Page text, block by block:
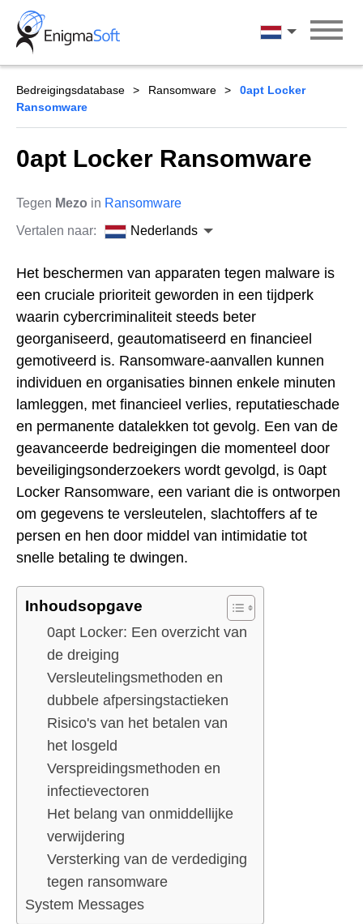
Skip
content
Nederlands
Bedreigingsdatabase Ransomware
0apt Locker
Ransomware
0apt Locker Ransomware
Tegen Mezo in Ransomware
Vertalen naar:
Nederlands
Het beschermen van apparaten tegen malware is
een cruciale prioriteit geworden in een tijdperk
waarin cybercriminaliteit steeds beter
georganiseerd, geautomatiseerd en financieel
gemotiveerd is. Ransomware-aanvallen kunnen
individuen en organisaties binnen enkele minuten
lamleggen, met financieel verlies, reputatieschade
en permanente datalekken tot gevolg. Een van de
geavanceerde bedreigingen die momenteel door
beveiligingsonderzoekers wordt gevolgd, is 0apt
Locker Ransomware, een variant die is ontworpen
om gegevens te versleutelen, slachtoffers af te
persen en hen door middel van intimidatie tot
snelle betaling te dwingen.
Inhoudsopgave
0apt Locker: Een overzicht van
de dreiging
Versleutelingsmethoden en
dubbele afpersingstactieken
Risico's van het betalen van
het losgeld
Verspreidingsmethoden en
infectievectoren
Het belang van onmiddellijke
verwijdering
Versterking van de verdediging
tegen ransomware
System Messages